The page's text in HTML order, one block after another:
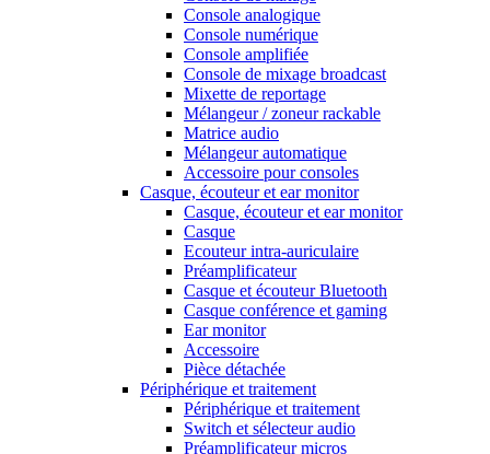
Console analogique
Console numérique
Console amplifiée
Console de mixage broadcast
Mixette de reportage
Mélangeur / zoneur rackable
Matrice audio
Mélangeur automatique
Accessoire pour consoles
Casque, écouteur et ear monitor
Casque, écouteur et ear monitor
Casque
Ecouteur intra-auriculaire
Préamplificateur
Casque et écouteur Bluetooth
Casque conférence et gaming
Ear monitor
Accessoire
Pièce détachée
Périphérique et traitement
Périphérique et traitement
Switch et sélecteur audio
Préamplificateur micros